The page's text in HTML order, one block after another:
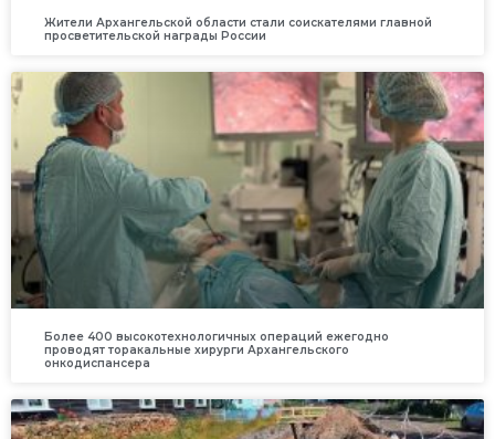
Жители Архангельской области стали соискателями главной
просветительской награды России
Более 400 высокотехнологичных операций ежегодно
проводят торакальные хирурги Архангельского
онкодиспансера